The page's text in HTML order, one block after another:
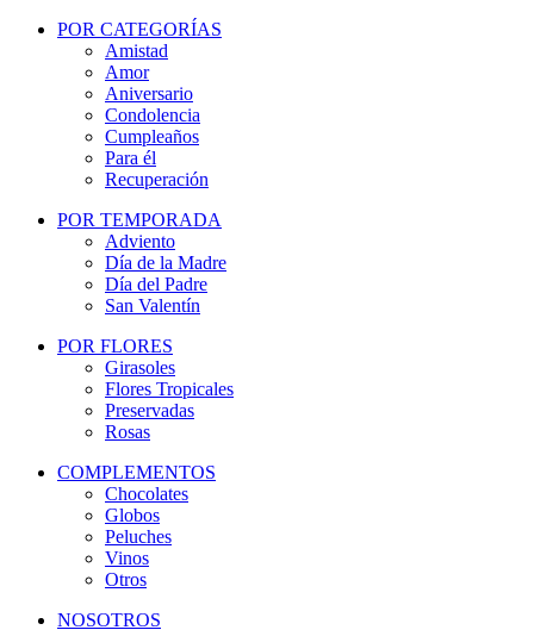
POR CATEGORÍAS
Amistad
Amor
Aniversario
Condolencia
Cumpleaños
Para él
Recuperación
POR TEMPORADA
Adviento
Día de la Madre
Día del Padre
San Valentín
POR FLORES
Girasoles
Flores Tropicales
Preservadas
Rosas
COMPLEMENTOS
Chocolates
Globos
Peluches
Vinos
Otros
NOSOTROS